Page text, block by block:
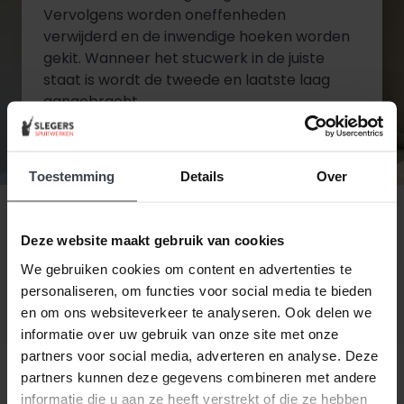
Toestemming Details Over
Deze website maakt gebruik van cookies
We gebruiken cookies om content en advertenties te
personaliseren, om functies voor social media te bieden
en om ons websiteverkeer te analyseren. Ook delen we
informatie over uw gebruik van onze site met onze
partners voor social media, adverteren en analyse. Deze
partners kunnen deze gegevens combineren met andere
informatie die u aan ze heeft verstrekt of die ze hebben
Vervolgens worden oneffenheden
verwijderd en de inwendige hoeken worden
gekit. Wanneer het stucwerk in de juiste
staat is wordt de tweede en laatste laag
aangebracht.